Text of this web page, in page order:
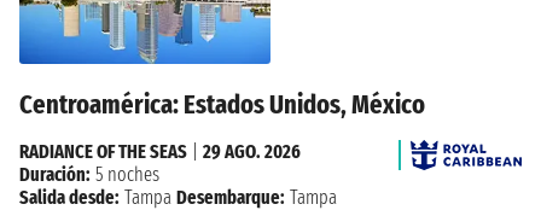
Centroamérica: Estados Unidos, México
RADIANCE OF THE SEAS
29 AGO. 2026
Duración: 5 noches
Salida desde: Tampa Desembarque: Tampa